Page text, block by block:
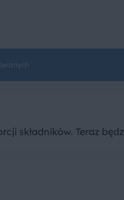
składników. Teraz